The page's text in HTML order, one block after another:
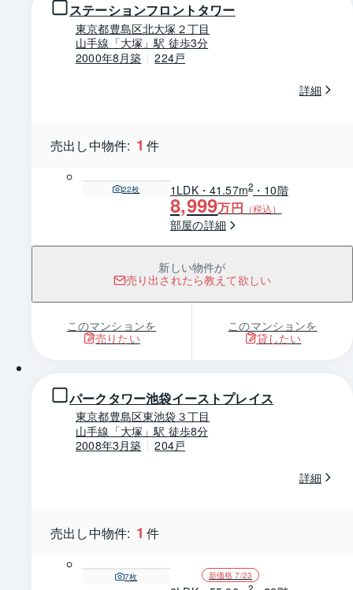
ステーションフロントタワー
東京都豊島区北大塚２丁目
山手線「大塚」駅 徒歩3分
2000年8月築
224戸
詳細
売出し中物件: 1 件
22枚 1LDK・41.57m2 ・10階
8,999万円 （税込）
部屋の詳細
新しい物件が
売り出されたら教えて欲しい
このマンションを
売りたい
このマンションを
貸したい
パークタワー池袋イーストプレイス
東京都豊島区東池袋３丁目
山手線「大塚」駅 徒歩8分
2008年3月築
204戸
詳細
売出し中物件: 1 件
7枚 新価格 7/23